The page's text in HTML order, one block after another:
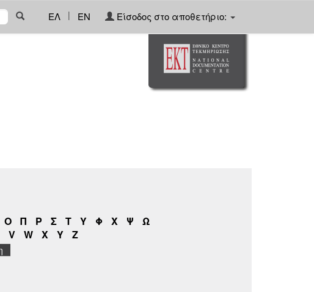
ΕΛ | EN Είσοδος στο αποθετήριο:
Ο Π Ρ Σ Τ Υ Φ Χ Ψ
Ω
V W X Y Z